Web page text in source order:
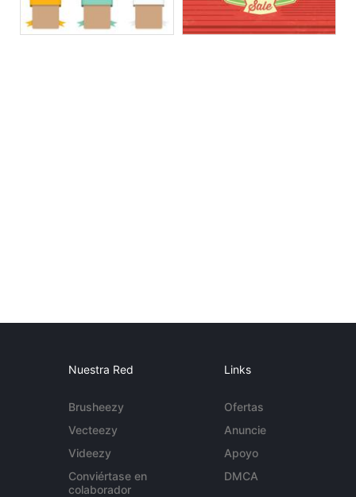
Nuestra Red
Brusheezy
Vecteezy
Videezy
Conviértase en
colaborador
Links
Ofertas
Anuncie
Apoyo
DMCA